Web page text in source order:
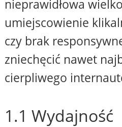
nieprawidłowa
umiejscowienie
czy brak
zniechęcić nawet
cierpliwego
1.1 Wydajność